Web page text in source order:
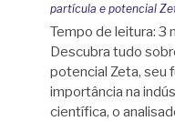
partícula e potencial
Tempo de leitura: 3
Descubra tudo
potencial Zeta, seu
importância na
científica, o